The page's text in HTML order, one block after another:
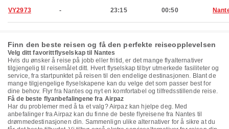
VY2973 - 23:15 00:50
Finn den beste reisen og få den perfekte reiseopplevelsen
Velg ditt favorittflyselskap til Nantes
Hvis du ønsker å reise på jobb eller fritid, er det mange flyalternativer
tilgjengelig til reisemålet ditt. Hvert flyselskap tilbyr utmerkede fasiliteter og
service, fra startpunktet på reisen til den endelige destinasjonen. Blant de
mange tilgjengelige flyselskapene kan du velge det som passer best for
dine behov. Flyr fra Nantes og nyt en komfortabel og tilfredsstillende reise.
Få de beste flyanbefalingene fra Airpaz
Har du problemer med å ta et valg? Airpaz kan hjelpe deg. Med
anbefalinger fra Airpaz kan du finne de beste flyreisene fra Nantes til
drømmedestinasjonen din. Sammenlign ulike alternativer for å sikre at du